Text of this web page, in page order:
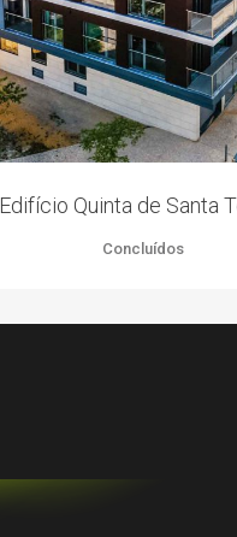
Edifício Quinta de Santa
Concluídos